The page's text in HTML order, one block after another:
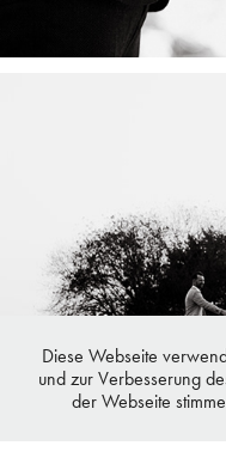
Diese Webseite
und zur Verbesserung
der Webseite